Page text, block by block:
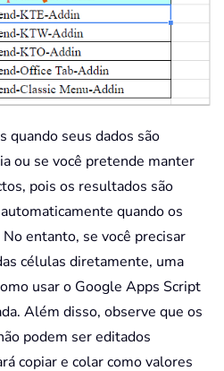
quando seus dados são
ou se você pretende manter
pois os resultados são
quando os
entanto, se você precisar
células diretamente, uma
usar o Google Apps Script
Além disso, observe que os
podem ser editados
copiar e colar como valores